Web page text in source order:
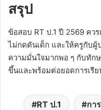
สรุป
ข้อสอบ RT ป.1 ปี 2569 คว
ไม่กดดันเด็ก และให้ครูกับผู้
ความมั่นใจมากพอ ๆ กับทัก
ขึ้นและพร้อมต่อยอดการเรี
RT ป.1 กา